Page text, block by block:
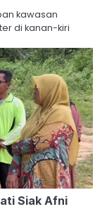
kawasan
di kanan-kiri
Siak Afni